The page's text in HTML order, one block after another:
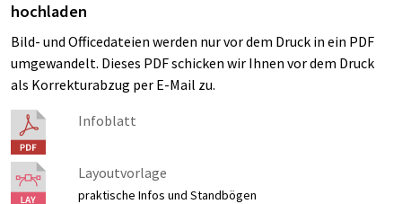
hochladen
Bild- und Officedateien werden nur vor dem Druck in ein PDF
umgewandelt. Dieses PDF schicken wir Ihnen vor dem Druck
als Korrekturabzug per E-Mail zu.
Infoblatt
Layoutvorlage
praktische Infos und Standbögen